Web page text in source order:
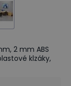
2 mm ABS
klzáky,